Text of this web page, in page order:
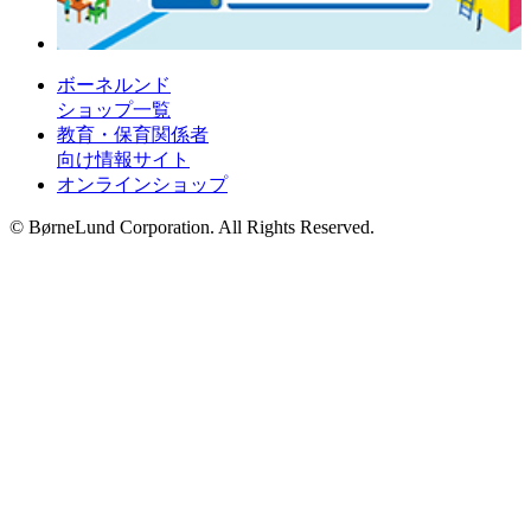
ボーネルンド
ショップ一覧
教育・保育関係者
向け情報サイト
オンラインショップ
© BørneLund Corporation. All Rights Reserved.